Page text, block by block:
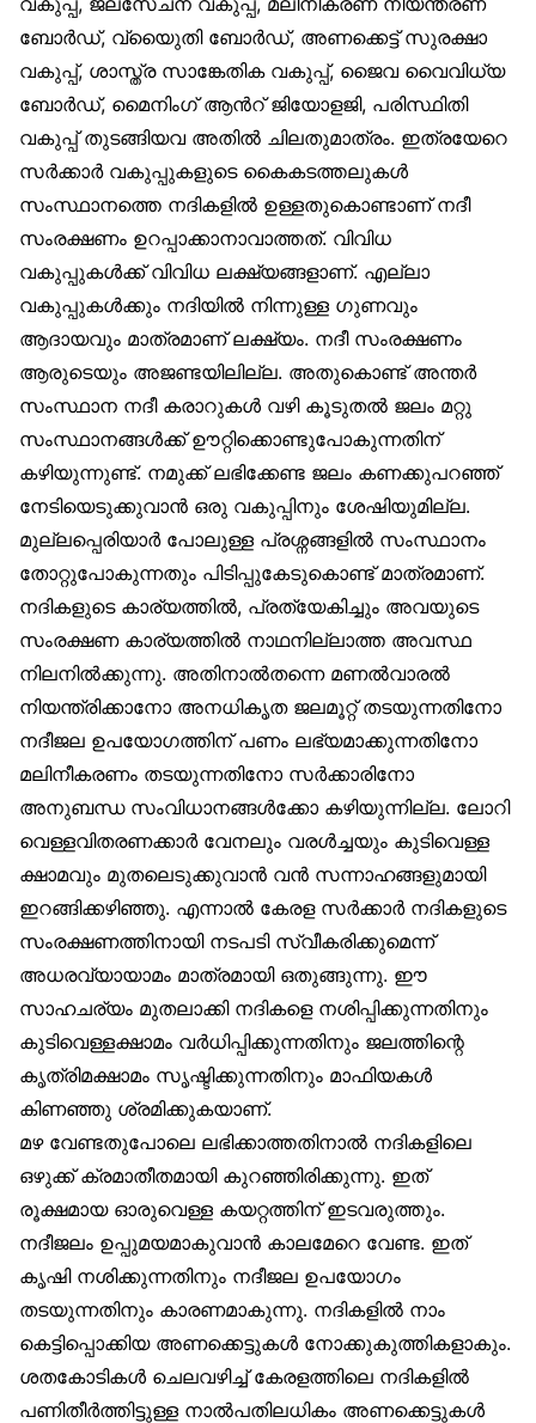
ബോര്‍ഡ്, വ്യൈുതി ബോര്‍ഡ്, അണക്കെട്ട് സുരക്ഷാ
വകുപ്പ്, ശാസ്ത്ര സാങ്കേതിക വകുപ്പ്, ജൈവ വൈവിധ്യ
ബോര്‍ഡ്, മൈനിംഗ് ആന്‍റ് ജിയോളജി, പരിസ്ഥിതി
വകുപ്പ് തുടങ്ങിയവ അതില്‍ ചിലതുമാത്രം. ഇത്രയേറെ
സര്‍ക്കാര്‍ വകുപ്പുകളുടെ കൈകടത്തലുകള്‍
സംസ്ഥാനത്തെ നദികളില്‍ ഉള്ളതുകൊണ്ടാണ് നദീ
സംരക്ഷണം ഉറപ്പാക്കാനാവാത്തത്. വിവിധ
വകുപ്പുകള്‍ക്ക് വിവിധ ലക്ഷ്യങ്ങളാണ്. എല്ലാ
വകുപ്പുകള്‍ക്കും നദിയില്‍ നിന്നുള്ള ഗുണവും
ആദായവും മാത്രമാണ് ലക്ഷ്യം. നദീ സംരക്ഷണം
ആരുടെയും അജണ്ടയിലില്ല. അതുകൊണ്ട് അന്തര്‍
സംസ്ഥാന നദീ കരാറുകള്‍ വഴി കൂടുതല്‍ ജലം മറ്റു
സംസ്ഥാനങ്ങള്‍ക്ക് ഊറ്റിക്കൊണ്ടുപോകുന്നതിന്
കഴിയുന്നുണ്ട്. നമുക്ക് ലഭിക്കേണ്ട ജലം കണക്കുപറഞ്ഞ്
നേടിയെടുക്കുവാന്‍ ഒരു വകുപ്പിനും ശേഷിയുമില്ല.
മുല്ലപ്പെരിയാര്‍ പോലുള്ള പ്രശ്നങ്ങളില്‍ സംസ്ഥാനം
തോറ്റുപോകുന്നതും പിടിപ്പുകേടുകൊണ്ട് മാത്രമാണ്.
നദികളുടെ കാര്യത്തില്‍, പ്രത്യേകിച്ചും അവയുടെ
സംരക്ഷണ കാര്യത്തില്‍ നാഥനില്ലാത്ത അവസ്ഥ
നിലനില്‍ക്കുന്നു. അതിനാല്‍തന്നെ മണല്‍വാരല്‍
നിയന്ത്രിക്കാനോ അനധികൃത ജലമൂറ്റ് തടയുന്നതിനോ
നദീജല ഉപയോഗത്തിന് പണം ലഭ്യമാക്കുന്നതിനോ
മലിനീകരണം തടയുന്നതിനോ സര്‍ക്കാരിനോ
അനുബന്ധ സംവിധാനങ്ങള്‍ക്കോ കഴിയുന്നില്ല. ലോറി
വെള്ളവിതരണക്കാര്‍ വേനലും വരള്‍ച്ചയും കുടിവെള്ള
ക്ഷാമവും മുതലെടുക്കുവാന്‍ വന്‍ സന്നാഹങ്ങളുമായി
ഇറങ്ങിക്കഴിഞ്ഞു. എന്നാല്‍ കേരള സര്‍ക്കാര്‍ നദികളുടെ
സംരക്ഷണത്തിനായി നടപടി സ്വീകരിക്കുമെന്ന്
അധരവ്യായാമം മാത്രമായി ഒതുങ്ങുന്നു. ഈ
സാഹചര്യം മുതലാക്കി നദികളെ നശിപ്പിക്കുന്നതിനും
കുടിവെള്ളക്ഷാമം വര്‍ധിപ്പിക്കുന്നതിനും ജലത്തിന്റെ
കൃത്രിമക്ഷാമം സൃഷ്ടിക്കുന്നതിനും മാഫിയകള്‍
കിണഞ്ഞു ശ്രമിക്കുകയാണ്.
മഴ വേണ്ടതുപോലെ ലഭിക്കാത്തതിനാല്‍ നദികളിലെ
ഒഴുക്ക് ക്രമാതീതമായി കുറഞ്ഞിരിക്കുന്നു. ഇത്
രൂക്ഷമായ ഓരുവെള്ള കയറ്റത്തിന് ഇടവരുത്തും.
നദീജലം ഉപ്പുമയമാകുവാന്‍ കാലമേറെ വേണ്ട. ഇത്
കൃഷി നശിക്കുന്നതിനും നദീജല ഉപയോഗം
തടയുന്നതിനും കാരണമാകുന്നു. നദികളില്‍ നാം
കെട്ടിപ്പൊക്കിയ അണക്കെട്ടുകള്‍ നോക്കുകുത്തികളാകും.
ശതകോടികള്‍ ചെലവഴിച്ച് കേരളത്തിലെ നദികളില്‍
പണിതീര്‍ത്തിട്ടുള്ള നാല്‍പതിലധികം അണക്കെട്ടുകള്‍